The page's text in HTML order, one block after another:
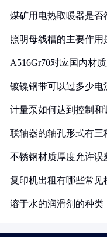
煤矿用电热取暖器是
照明母线槽的主要作用
A516Gr70对应国内材
镀镍钢带可以过多少电
计量泵如何达到控制和
联轴器的轴孔形式有三
不锈钢材质厚度允许误
复印机出租有哪些常见
溶于水的润滑剂的种类